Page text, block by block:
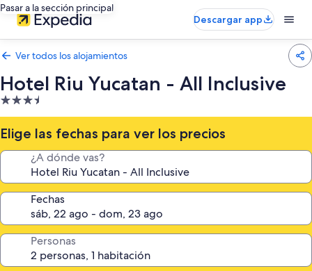
Pasar a la sección principal
Descargar app
Ver todos los alojamientos
Hotel Riu Yucatan - All Inclusive
Alojamiento
de
3.5 estrellas
Elige las fechas para ver los precios
¿A dónde vas?
Fechas
Personas